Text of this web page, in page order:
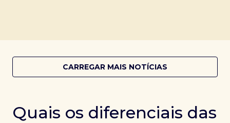
CARREGAR MAIS NOTÍCIAS
Quais os diferenciais das